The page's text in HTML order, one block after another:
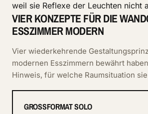
weil sie Reflexe der Leuchten nicht
VIER KONZEPTE FÜR DIE
ESSZIMMER MODERN
Vier wiederkehrende
modernen Esszimmern bewährt
Hinweis, für welche Raumsituation
GROSSFORMAT SOLO